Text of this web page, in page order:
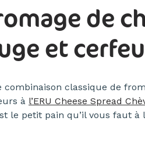
de
et
classique de
à l’ERU Cheese Spread
le petit pain qu’il vous faut à